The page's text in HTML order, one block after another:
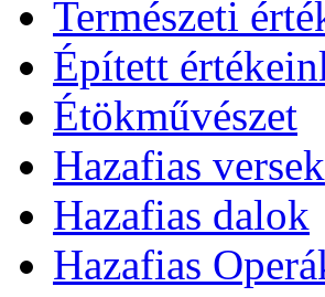
Természeti
Épített
Étökművészet
Hazafias versek
Hazafias dalok
Hazafias